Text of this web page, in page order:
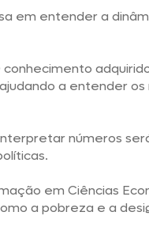
em entender a
a entender
números
em Ciências
a pobreza e a